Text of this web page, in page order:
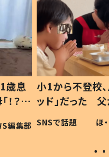
歳息
？」
編集部
小1から不登校
ッド」だった
作り続ける理
#令和の子
SNSで話題 ほ